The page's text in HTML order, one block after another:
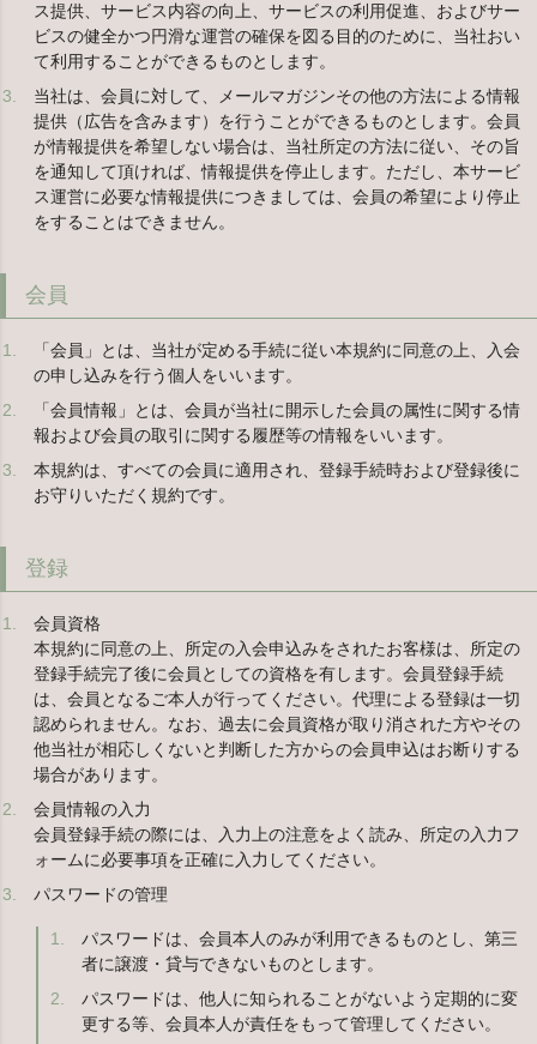
ス提供、サービス内容の向上、サービスの利用促進、およびサー
ビスの健全かつ円滑な運営の確保を図る目的のために、当社おい
て利用することができるものとします。
当社は、会員に対して、メールマガジンその他の方法による情報
提供（広告を含みます）を行うことができるものとします。会員
が情報提供を希望しない場合は、当社所定の方法に従い、その旨
を通知して頂ければ、情報提供を停止します。ただし、本サービ
ス運営に必要な情報提供につきましては、会員の希望により停止
をすることはできません。
会員
「会員」とは、当社が定める手続に従い本規約に同意の上、入会
の申し込みを行う個人をいいます。
「会員情報」とは、会員が当社に開示した会員の属性に関する情
報および会員の取引に関する履歴等の情報をいいます。
本規約は、すべての会員に適用され、登録手続時および登録後に
お守りいただく規約です。
登録
会員資格
本規約に同意の上、所定の入会申込みをされたお客様は、所定の
登録手続完了後に会員としての資格を有します。会員登録手続
は、会員となるご本人が行ってください。代理による登録は一切
認められません。なお、過去に会員資格が取り消された方やその
他当社が相応しくないと判断した方からの会員申込はお断りする
場合があります。
会員情報の入力
会員登録手続の際には、入力上の注意をよく読み、所定の入力フ
ォームに必要事項を正確に入力してください。
パスワードの管理
パスワードは、会員本人のみが利用できるものとし、第三
者に譲渡・貸与できないものとします。
パスワードは、他人に知られることがないよう定期的に変
更する等、会員本人が責任をもって管理してください。